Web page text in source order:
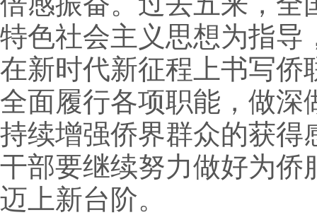
特色社会主义思想为指导
在新时代新征程上书写侨
全面履行各项职能，做深
持续增强侨界群众的获得
干部要继续努力做好为侨
迈上新台阶。